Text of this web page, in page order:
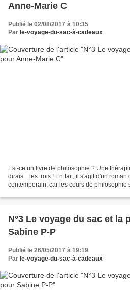
Anne-Marie C
Publié le 02/08/2017 à 10:35
Par le-voyage-du-sac-à-cadeaux
Est-ce un livre de philosophie ? Une
dirais... les trois ! En fait, il s'agit d'un roman
contemporain, car les cours de philosophie
N°3 Le voyage du sac et la
Sabine P-P
Publié le 26/05/2017 à 19:19
Par le-voyage-du-sac-à-cadeaux